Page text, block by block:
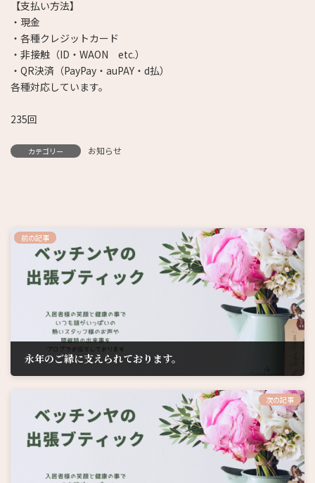
【支払い方法】
・現金
・各種クレジットカード
・非接触（ID・WAON etc.）
・QR決済（PayPay・auPAY・d払）
各種対応しています。
235回
カテゴリー お知らせ
前の記事
永年のご縁に支えられております。
次の記事